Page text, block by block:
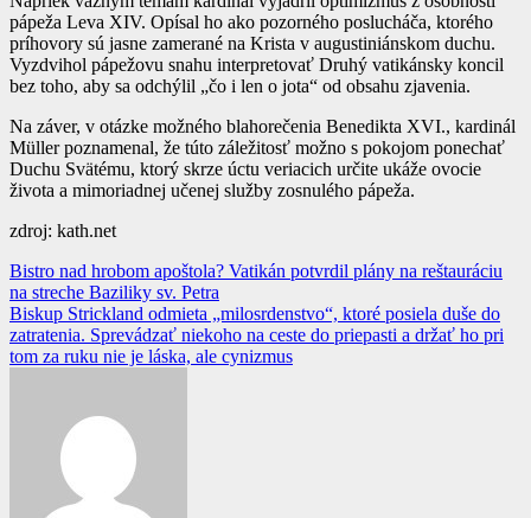
pápeža Leva XIV. Opísal ho ako pozorného poslucháča, ktorého
príhovory sú jasne zamerané na Krista v augustiniánskom duchu.
Vyzdvihol pápežovu snahu interpretovať Druhý vatikánsky koncil
bez toho, aby sa odchýlil „čo i len o jota“ od obsahu zjavenia.
Na záver, v otázke možného blahorečenia Benedikta XVI., kardinál
Müller poznamenal, že túto záležitosť možno s pokojom ponechať
Duchu Svätému, ktorý skrze úctu veriacich určite ukáže ovocie
života a mimoriadnej učenej služby zosnulého pápeža.
zdroj: kath.net
Navigácia
v
článku
Bistro nad hrobom apoštola? Vatikán potvrdil plány na reštauráciu
na streche Baziliky sv. Petra
Biskup Strickland odmieta „milosrdenstvo“, ktoré posiela duše do
zatratenia. Sprevádzať niekoho na ceste do priepasti a držať ho pri
tom za ruku nie je láska, ale cynizmus